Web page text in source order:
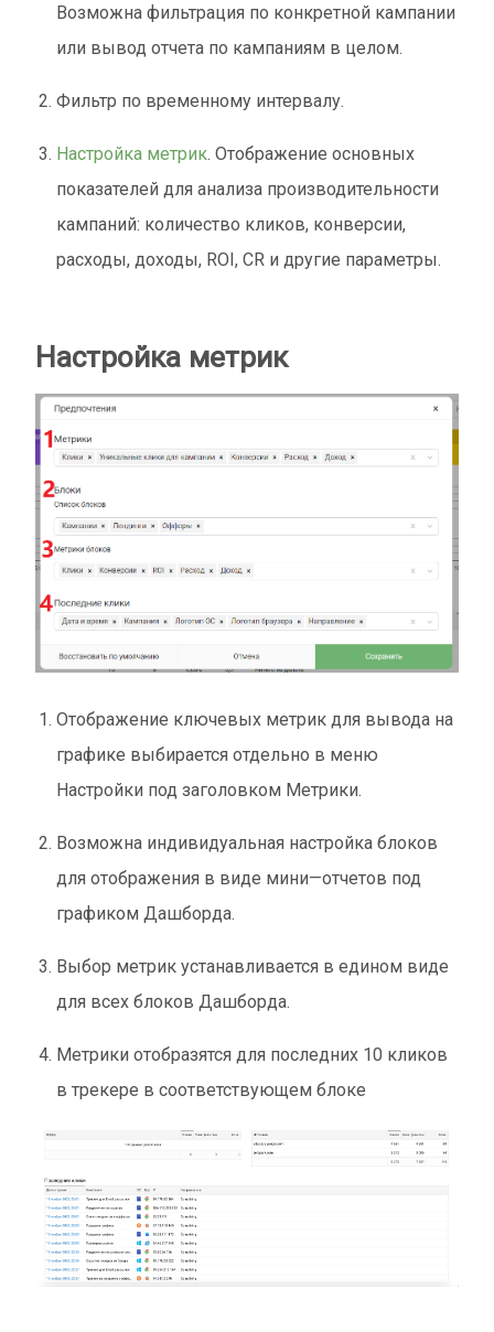
Возможна фильтрация по конкретной кампании
или вывод отчета по кампаниям в целом.
Фильтр по временному интервалу.
Настройка метрик. Отображение основных
показателей для анализа производительности
кампаний: количество кликов, конверсии,
расходы, доходы, ROI, CR и другие параметры.
Настройка метрик
Отображение ключевых метрик для вывода на
графике выбирается отдельно в меню
Настройки под заголовком Метрики.
Возможна индивидуальная настройка блоков
для отображения в виде мини—отчетов под
графиком Дашборда.
Выбор метрик устанавливается в едином виде
для всех блоков Дашборда.
Метрики отобразятся для последних 10 кликов
в трекере в соответствующем блоке